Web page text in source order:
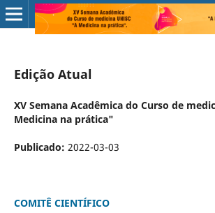
Edição Atual
XV Semana Acadêmica do Curso de
Medicina na prática"
Publicado: 2022-03-03
COMITÊ CIENTÍFICO